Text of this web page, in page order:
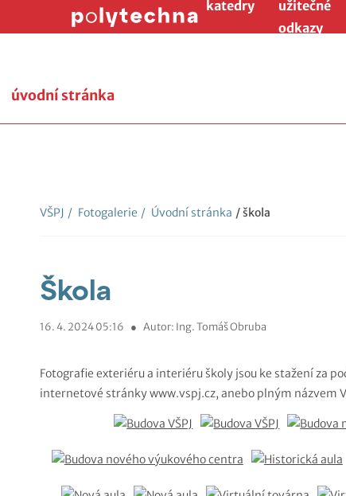
katedry
užitečné
odkazy
úvodní stránka
VŠPJ / Fotogalerie / Úvodní stránka / škola
Škola
16. 4. 2024 05:16 ● Autor: Ing. Tomáš Obruba
Fotografie exteriéru a interiéru školy jsou ke stažení za
internetové stránky www.vspj.cz, anebo plným názvem